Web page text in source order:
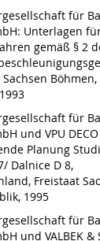
für
Unterlagen
gemäß § 2
Böhmen,
für
und VPU DECO
Planung
Dalnice D 8,
Freistaat
1995
für
und VALBEK &